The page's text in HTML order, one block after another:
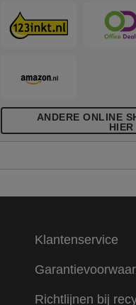
ANDERE ONLINE
HIER
Klantenservice
Richtlijnen bij